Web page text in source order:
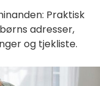
Praktisk
adresser,
og tjekliste.